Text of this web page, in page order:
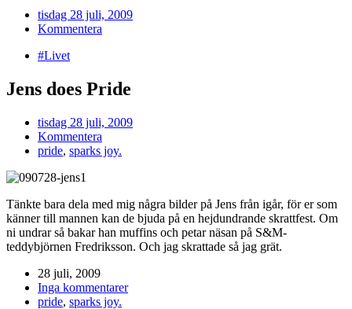
tisdag 28 juli, 2009
Kommentera
#Livet
Jens does Pride
tisdag 28 juli, 2009
Kommentera
pride, sparks joy.
Tänkte bara dela med mig några bilder på Jens från igår, för er som
känner till mannen kan de bjuda på en hejdundrande skrattfest. Om
ni undrar så bakar han muffins och petar näsan på S&M-
teddybjörnen Fredriksson. Och jag skrattade så jag grät.
28 juli, 2009
Inga kommentarer
pride, sparks joy.